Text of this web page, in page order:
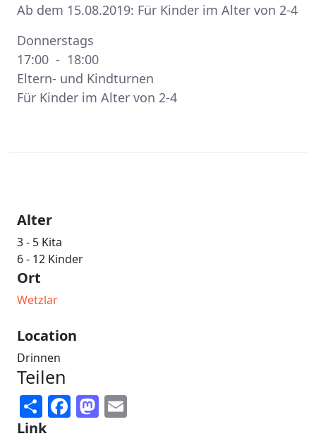
Ab dem 15.08.2019: Für Kinder im Alter von 2-4
Donnerstags
17:00 - 18:00
Eltern- und Kindturnen
Für Kinder im Alter von 2-4
Alter
3 - 5 Kita
6 - 12 Kinder
Ort
Wetzlar
Location
Drinnen
Teilen
ShareFacebook
Mastodon
Link